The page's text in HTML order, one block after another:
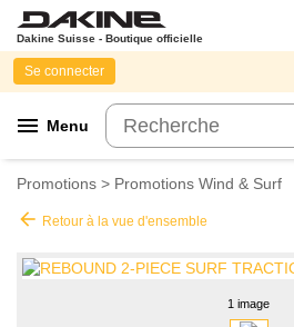
Dakine Suisse - Boutique officielle
menu Menu
Se connecter
Promotions > Promotions Wind & Surf
arrow_back Retour à la vue d'ensemble
1 image